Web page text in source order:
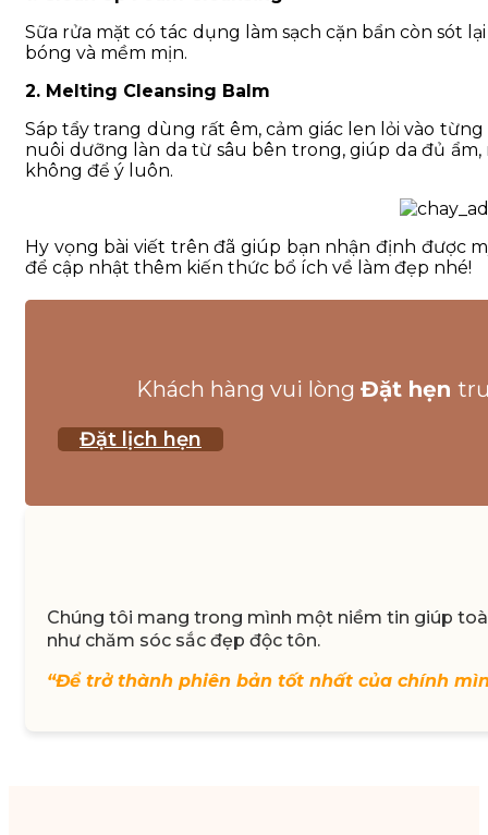
Sữa rửa mặt có tác dụng làm sạch cặn bẩn còn sót
bóng và mềm mịn.
2. Melting Cleansing Balm
Sáp tẩy trang dùng rất êm, cảm giác len lỏi vào
nuôi dưỡng làn da từ sâu bên trong, giúp da đủ
không để ý luôn.
Hy vọng bài viết trên đã giúp bạn nhận định được
để cập nhật thêm kiến thức bổ ích về làm đẹp nhé!
Khách hàng vui lòng Đặt hẹn
Đặt lịch hẹn
Chúng tôi mang trong mình một niềm tin giúp
như chăm sóc sắc đẹp độc tôn.
“Để trở thành phiên bản tốt nhất của chính